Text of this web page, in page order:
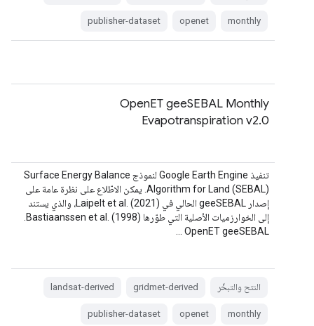
monthly
openet
publisher-dataset
OpenET geeSEBAL Monthly
Evapotranspiration v2.0
تنفيذ Google Earth Engine لنموذج Surface Energy Balance
Algorithm for Land (SEBAL). يمكن الاطّلاع على نظرة عامة على
إصدار geeSEBAL الحالي في Laipelt et al. (2021)، والذي يستند
‫OpenET geeSEBAL …
النتح والتبخّر gridmet-derived
landsat-derived
monthly
openet
publisher-dataset